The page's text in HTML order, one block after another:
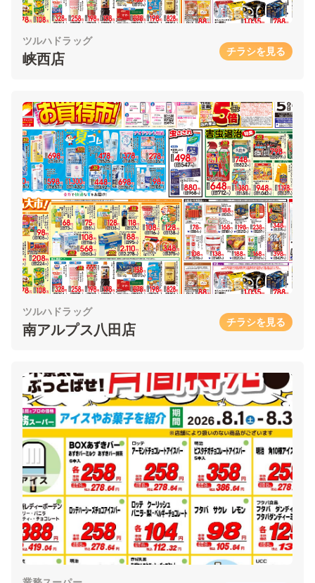
ツルハドラッグ
峡西店 チラシを見る
ツルハドラッグ
南アルプス八田店 チラシを見る